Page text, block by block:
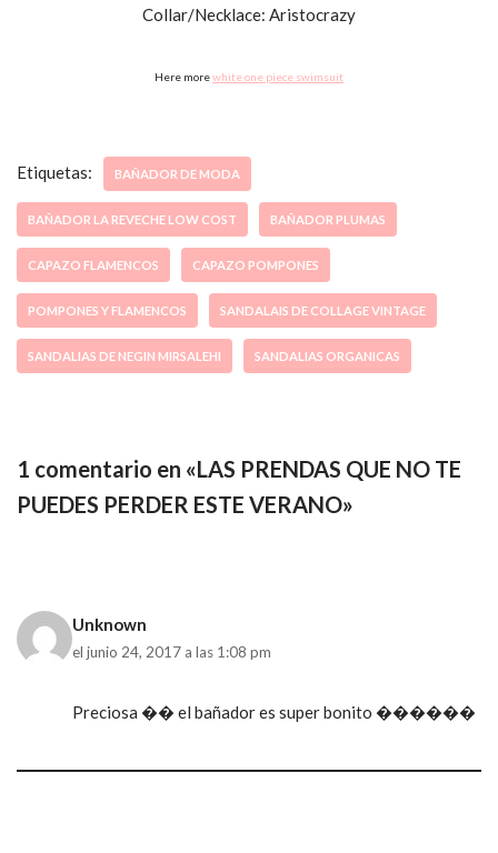
Collar/Necklace: Aristocrazy
Here morewhite one piece swimsuit
Etiquetas: BAÑADOR DE MODA
BAÑADOR LA REVECHE LOW COST BAÑADOR PLUMAS
CAPAZO FLAMENCOS CAPAZO POMPONES
POMPONES Y FLAMENCOS SANDALAIS DE COLLAGE VINTAGE
SANDALIAS DE NEGIN MIRSALEHI SANDALIAS ORGANICAS
1 comentario en «LAS PRENDAS QUE NO TE
PUEDES PERDER ESTE VERANO»
Unknown
el junio 24, 2017 a las 1:08 pm
Preciosa �� el bañador es super bonito ������